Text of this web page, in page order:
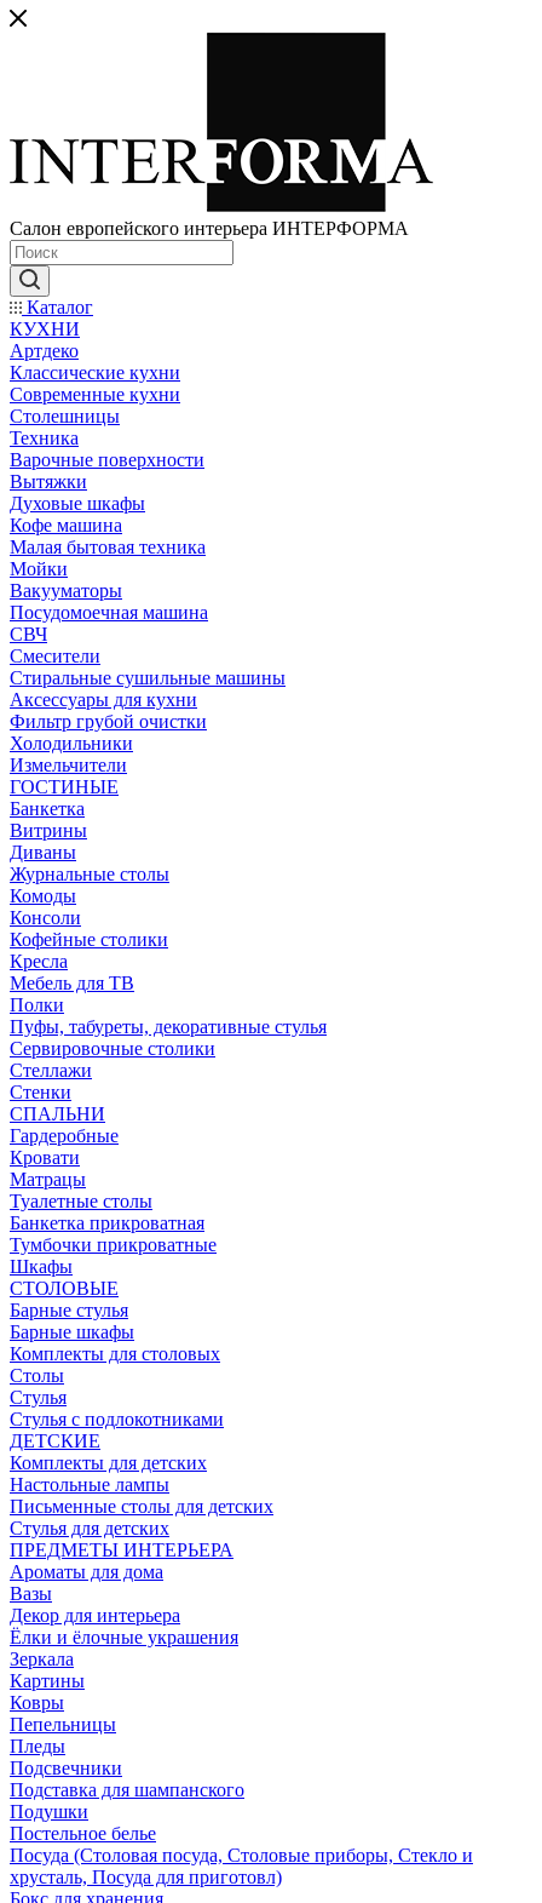
Салон европейского интерьера ИНТЕРФОРМА
Каталог
КУХНИ
Артдеко
Классические кухни
Современные кухни
Столешницы
Техника
Варочные поверхности
Вытяжки
Духовые шкафы
Кофе машина
Малая бытовая техника
Мойки
Вакууматоры
Посудомоечная машина
СВЧ
Смесители
Стиральные сушильные машины
Аксессуары для кухни
Фильтр грубой очистки
Холодильники
Измельчители
ГОСТИНЫЕ
Банкетка
Витрины
Диваны
Журнальные столы
Комоды
Консоли
Кофейные столики
Кресла
Мебель для ТВ
Полки
Пуфы, табуреты, декоративные стулья
Сервировочные столики
Стеллажи
Стенки
СПАЛЬНИ
Гардеробные
Кровати
Матрацы
Туалетные столы
Банкетка прикроватная
Тумбочки прикроватные
Шкафы
СТОЛОВЫЕ
Барные стулья
Барные шкафы
Комплекты для столовых
Столы
Стулья
Стулья с подлокотниками
ДЕТСКИЕ
Комплекты для детских
Настольные лампы
Письменные столы для детских
Стулья для детских
ПРЕДМЕТЫ ИНТЕРЬЕРА
Ароматы для дома
Вазы
Декор для интерьера
Ёлки и ёлочные украшения
Зеркала
Картины
Ковры
Пепельницы
Пледы
Подсвечники
Подставка для шампанского
Подушки
Постельное белье
Посуда (Столовая посуда, Столовые приборы, Стекло и
хрусталь, Посуда для приготовл)
Бокс для хранения